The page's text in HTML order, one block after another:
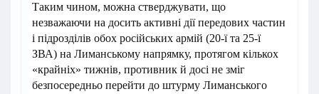
Таким чином, можна стверджувати, що
незважаючи на досить активні дії передових частин
і підрозділів обох російських армій (20-ї та 25-ї
ЗВА) на Лиманському напрямку, протягом кількох
«крайніх» тижнів, противник й досі не зміг
безпосередньо перейти до штурму Лиманського